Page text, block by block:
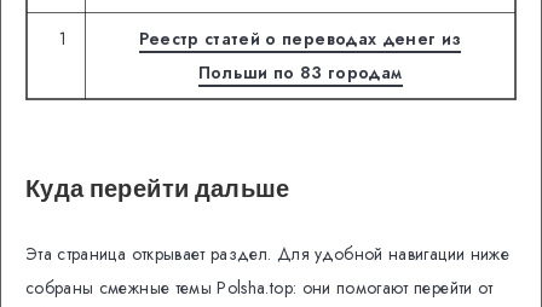
1
Реестр статей о переводах денег из
Польши по 83 городам
Куда перейти дальше
Эта страница открывает раздел. Для удобной навигации ниже
собраны смежные темы Polsha.top: они помогают перейти от